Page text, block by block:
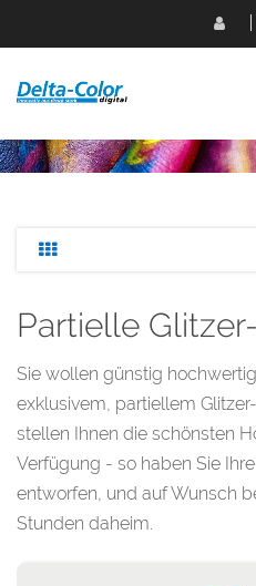
Partielle
Sie wollen günstig
exklusivem, partiellem
stellen Ihnen die schönsten
Verfügung - so haben Sie
entworfen, und auf Wunsch
Stunden daheim.